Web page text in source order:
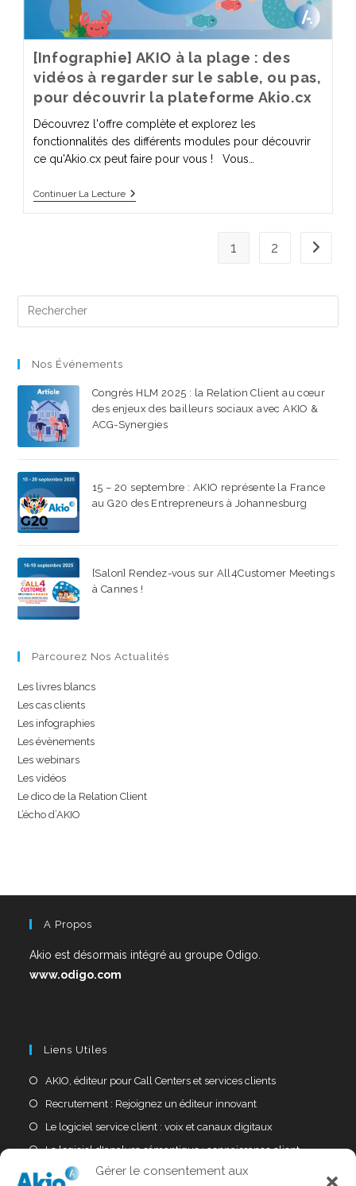
Gérer le consentement aux
[Infographie] AKIO à la plage : des
vidéos à regarder sur le sable, ou pas,
pour découvrir la plateforme Akio.cx
Découvrez l'offre complète et explorez les
fonctionnalités des différents modules pour découvrir
ce qu'Akio.cx peut faire pour vous ! Vous…
Continuer La Lecture
1 2
Nos Événements
Congrès HLM 2025 : la Relation Client au cœur
des enjeux des bailleurs sociaux avec AKIO &
ACG-Synergies
15 – 20 septembre : AKIO représente la France
au G20 des Entrepreneurs à Johannesburg
[Salon] Rendez-vous sur All4Customer Meetings
à Cannes !
Parcourez Nos Actualités
Les livres blancs
Les cas clients
Les infographies
Les évènements
Les webinars
Les vidéos
Le dico de la Relation Client
L’écho d’AKIO
A Propos
Akio est désormais intégré au groupe Odigo.
www.odigo.com
Liens Utiles
AKIO, éditeur pour Call Centers et services clients
Recrutement : Rejoignez un éditeur innovant
Le logiciel service client : voix et canaux digitaux
Le logiciel d'analyse sémantique : connaissance client
Politique confidentialité données personnelles (RGPD)